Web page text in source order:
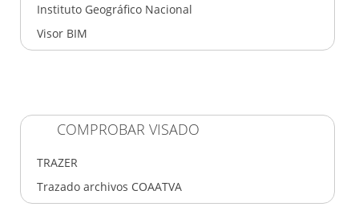
Instituto Geográfico Nacional
Visor BIM
COMPROBAR VISADO
TRAZER
Trazado archivos COAATVA